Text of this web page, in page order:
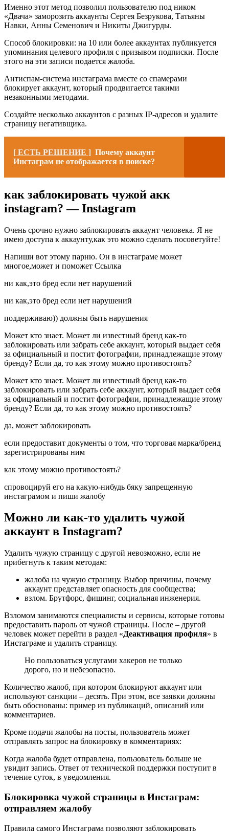
Именно этот метод позволил пользователю под ником
«Двача» заморозить аккаунты Сергея Безрукова, Татьяны
Навки, Анны Семенович и Никиты Джигурды.
Способ блокировки: на 10 или более аккаунтах публикуется
упоминания целевого профиля с призывом подписки. После
этого на эти записи подается жалоба.
Антиспам-система инстаграма вместе со спамерами
блокирует аккаунт, который продвигается такими
незаконными методами.
Создайте несколько аккаунтов с разных IP-адресов и удалите
страницу негативщика.
[ ЕСТЬ РЕШЕНИЕ ] Почему аккаунт
Инстаграм не отображается в поиске?
как заблокировать чужой акк
instagram? — Instagram
Очень срочно нужно заблокировать аккаунт человека. Я не
имею доступа к аккаунту,как это можно сделать посоветуйте!
Напиши вот этому парню. Он в инстаграме может
многое,может и поможет Ссылка
ни как,это бред если нет нарушений
ни как,это бред если нет нарушений
поддерживаю)) должны быть нарушения
Может кто знает. Может ли известный бренд как-то
заблокировать или забрать себе аккаунт, который выдает себя
за официальный и постит фотографии, принадлежащие этому
бренду? Если да, то как этому можно противостоять?
Может кто знает. Может ли известный бренд как-то
заблокировать или забрать себе аккаунт, который выдает себя
за официальный и постит фотографии, принадлежащие этому
бренду? Если да, то как этому можно противостоять?
да, может заблокировать
если предоставит документы о том, что торговая марка/бренд
зарегистрированы ним
как этому можно противостоять?
спровоцируй его на какую-нибудь бяку запрещенную
инстаграмом и пиши жалобу
Можно ли как-то удалить чужой
аккаунт в Instagram?
Удалить чужую страницу с другой невозможно, если не
прибегнуть к таким методам:
жалоба на чужую страницу. Выбор причины, почему
аккаунт представляет опасность для сообщества;
взлом. Брутфорс, фишинг, социальная инженерия.
Взломом занимаются специалисты и сервисы, которые готовы
предоставить пароль от чужой страницы. После – другой
человек может перейти в раздел «Деактивация профиля» в
Инстаграме и удалить страницу.
Но пользоваться услугами хакеров не только
дорого, но и небезопасно.
Количество жалоб, при котором блокируют аккаунт или
используют санкции – десять. При этом, все заявки должны
быть обоснованы: пример из публикаций, описаний или
комментариев.
Кроме подачи жалобы на посты, пользователь может
отправлять запрос на блокировку в комментариях:
Когда жалоба будет отправлена, пользователь больше не
увидит запись. Ответ от технической поддержки поступит в
течение суток, в уведомления.
Блокировка чужой страницы в Инстаграм:
отправляем жалобу
Правила самого Инстаграма позволяют заблокировать